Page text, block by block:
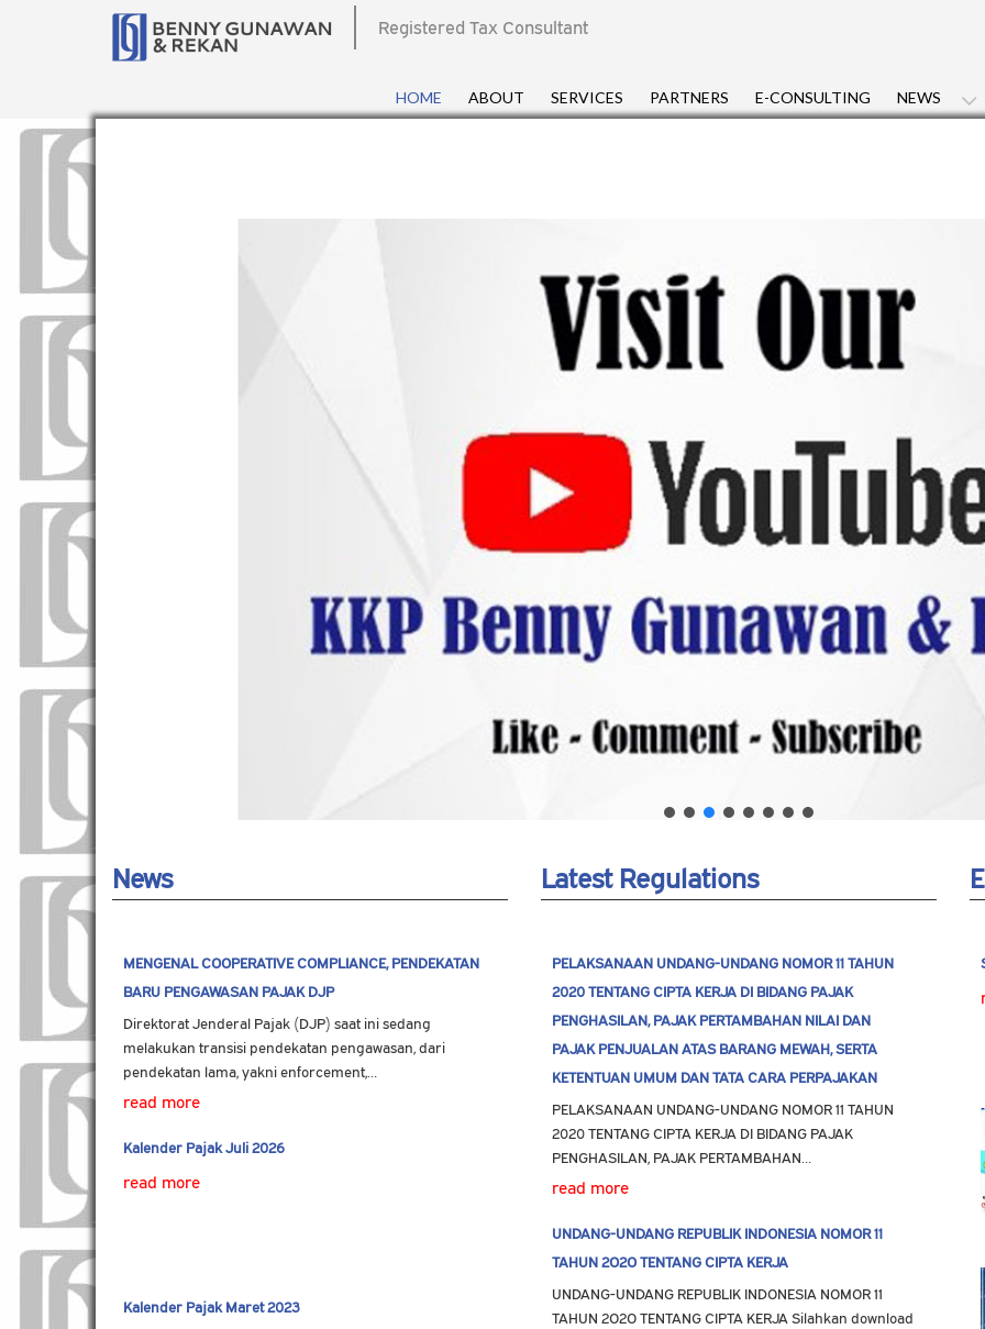
Registered Tax Consultant
HOME ABOUT SERVICES PARTNERS E-CONSULTING NEWS
News
MENGENAL COOPERATIVE COMPLIANCE, PENDEKATAN
BARU PENGAWASAN PAJAK DJP
Direktorat Jenderal Pajak (DJP) saat ini sedang
melakukan transisi pendekatan pengawasan, dari
pendekatan lama, yakni enforcement,…
read more
Kalender Pajak Juli 2026
read more
Kalender Pajak Maret 2023
Latest Regulations
PELAKSANAAN UNDANG-UNDANG NOMOR 11 TAHUN
2020 TENTANG CIPTA KERJA DI BIDANG PAJAK
PENGHASILAN, PAJAK PERTAMBAHAN NILAI DAN
PAJAK PENJUALAN ATAS BARANG MEWAH, SERTA
KETENTUAN UMUM DAN TATA CARA PERPAJAKAN
PELAKSANAAN UNDANG-UNDANG NOMOR 11 TAHUN
2020 TENTANG CIPTA KERJA DI BIDANG PAJAK
PENGHASILAN, PAJAK PERTAMBAHAN…
read more
UNDANG-UNDANG REPUBLIK INDONESIA NOMOR 11
TAHUN 2O2O TENTANG CIPTA KERJA
UNDANG-UNDANG REPUBLIK INDONESIA NOMOR 11
TAHUN 2O2O TENTANG CIPTA KERJA Silahkan download